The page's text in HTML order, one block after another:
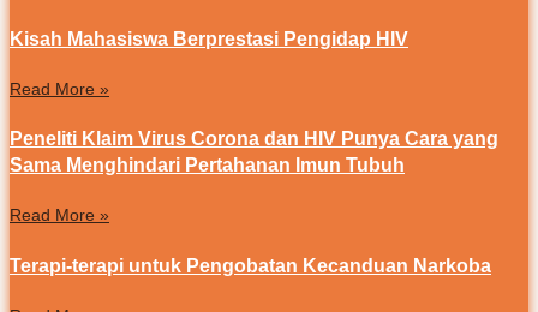
Kisah Mahasiswa Berprestasi Pengidap HIV
Read More »
Peneliti Klaim Virus Corona dan HIV Punya Cara yang
Sama Menghindari Pertahanan Imun Tubuh
Read More »
Terapi-terapi untuk Pengobatan Kecanduan Narkoba